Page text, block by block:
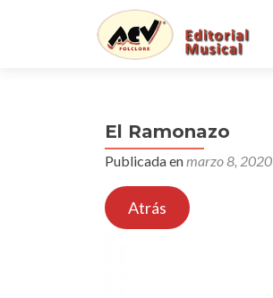
El Ramonazo
Publicada enmarzo 8, 2020
Atrás